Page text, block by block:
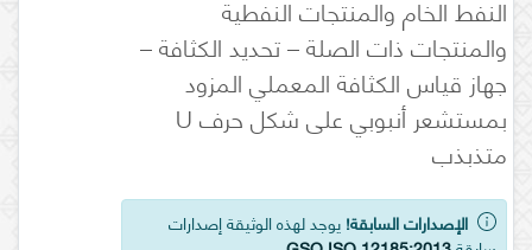
النفط الخام والمنتجات النفطية
والمنتجات ذات الصلة – تحديد الكثافة –
جهاز قياس الكثافة المعملي المزود
بمستشعر أنبوبي على شكل حرف U
متذبذب
الإصدارات السابقة! يوجد لهذه الوثيقة إصدارات